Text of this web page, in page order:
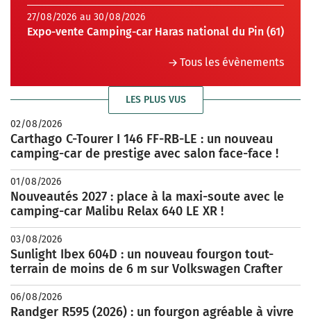
27/08/2026 au 30/08/2026
Expo-vente Camping-car Haras national du Pin (61)
Tous les évènements
LES PLUS VUS
02/08/2026
Carthago C-Tourer I 146 FF-RB-LE : un nouveau
camping-car de prestige avec salon face-face !
01/08/2026
Nouveautés 2027 : place à la maxi-soute avec le
camping-car Malibu Relax 640 LE XR !
03/08/2026
Sunlight Ibex 604D : un nouveau fourgon tout-
terrain de moins de 6 m sur Volkswagen Crafter
06/08/2026
Randger R595 (2026) : un fourgon agréable à vivre